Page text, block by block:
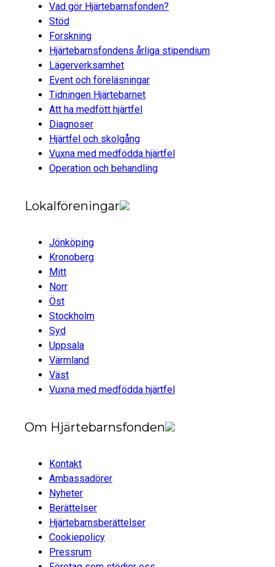
Vad gör Hjärtebarnsfonden?
Stöd
Forskning
Hjärtebarnsfondens årliga stipendium
Lägerverksamhet
Event och föreläsningar
Tidningen Hjärtebarnet
Att ha medfött hjärtfel
Diagnoser
Hjärtfel och skolgång
Vuxna med medfödda hjärtfel
Operation och behandling
Lokalföreningar
Jönköping
Kronoberg
Mitt
Norr
Öst
Stockholm
Syd
Uppsala
Värmland
Väst
Vuxna med medfödda hjärtfel
Om Hjärtebarnsfonden
Kontakt
Ambassadörer
Nyheter
Berättelser
Hjärtebarnsberättelser
Cookiepolicy
Pressrum